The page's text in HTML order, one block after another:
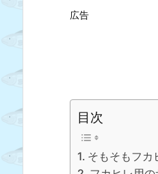
広告
目次
そもそもフカ